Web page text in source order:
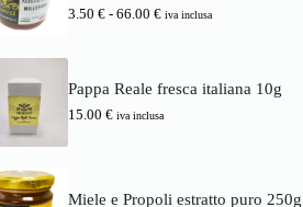
5
a
6
o
3
a
3.50 € - 66.00 €F
i
d
iva inclusa
Pappa Reale fresca italiana 10g
15.00 € iva inclusa
Miele e Propoli estratto puro 250g